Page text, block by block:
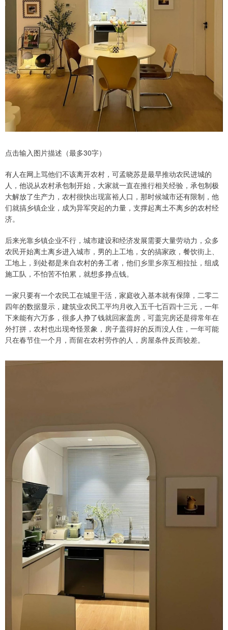
点击输入图片描述（最多30字）
有人在网上骂他们不该离开农村，可孟晓苏是最早推动农民进城的
人，他说从农村承包制开始，大家就一直在推行相关经验，承包制极
大解放了生产力，农村很快出现富裕人口，那时候城市还有限制，他
们就搞乡镇企业，成为异军突起的力量，支撑起离土不离乡的农村经
济。
后来光靠乡镇企业不行，城市建设和经济发展需要大量劳动力，众多
农民开始离土离乡进入城市，男的上工地，女的搞家政，餐饮街上、
工地上，到处都是来自农村的务工者，他们乡里乡亲互相拉扯，组成
施工队，不怕苦不怕累，就想多挣点钱。
一家只要有一个农民工在城里干活，家庭收入基本就有保障，二零二
四年的数据显示，建筑业农民工平均月收入五千七百四十三元，一年
下来能有六万多，很多人挣了钱就回家盖房，可盖完房还是得常年在
外打拼，农村也出现奇怪景象，房子盖得好的反而没人住，一年可能
只在春节住一个月，而留在农村劳作的人，房屋条件反而较差。